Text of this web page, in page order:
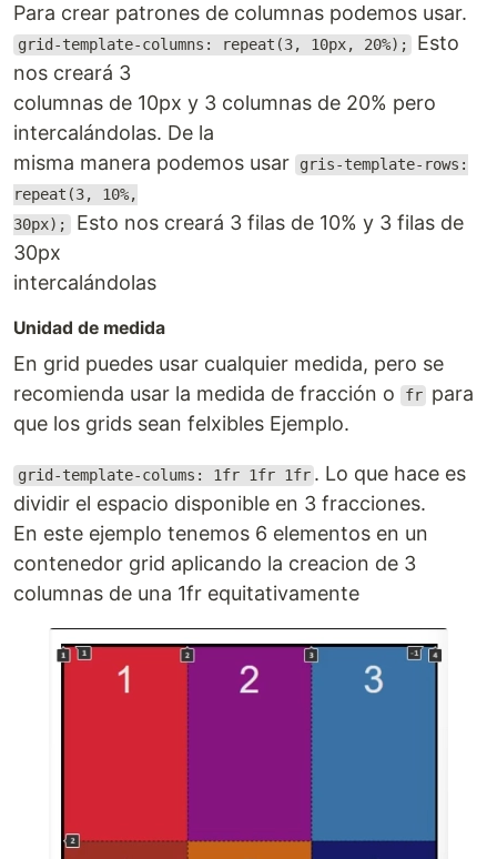
Para crear patrones de columnas podemos usar.
grid-template-columns: repeat(3, 10px, 20%);
Esto
nos creará 3
columnas de 10px y 3 columnas de 20% pero
intercalándolas. De la
misma manera podemos usar
gris-template-rows:
repeat(3, 10%,
30px); Esto nos creará 3 filas de 10% y 3 filas de
30px
intercalándolas
Unidad de medida
En grid puedes usar cualquier medida, pero se
recomienda usar la medida de fracción o
fr para
que los grids sean felxibles Ejemplo.
grid-template-colums: 1fr 1fr 1fr . Lo que hace es
dividir el espacio disponible en 3 fracciones.
En este ejemplo tenemos 6 elementos en un
contenedor grid aplicando la creacion de 3
columnas de una 1fr equitativamente